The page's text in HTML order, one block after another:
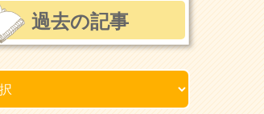
過去の記事